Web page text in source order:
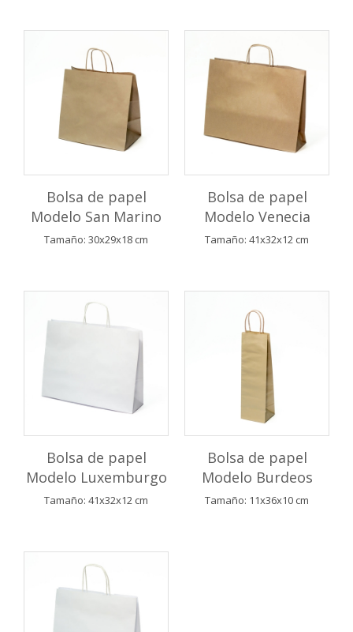
Bolsa de papel
Modelo San Marino
Tamaño: 30x29x18 cm
Bolsa de papel
Modelo Venecia
Tamaño: 41x32x12 cm
Bolsa de papel
Modelo Luxemburgo
Tamaño: 41x32x12 cm
Bolsa de papel
Modelo Burdeos
Tamaño: 11x36x10 cm